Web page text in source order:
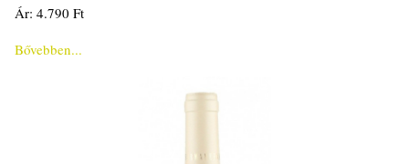
Ár: 4.790 Ft
Bővebben...